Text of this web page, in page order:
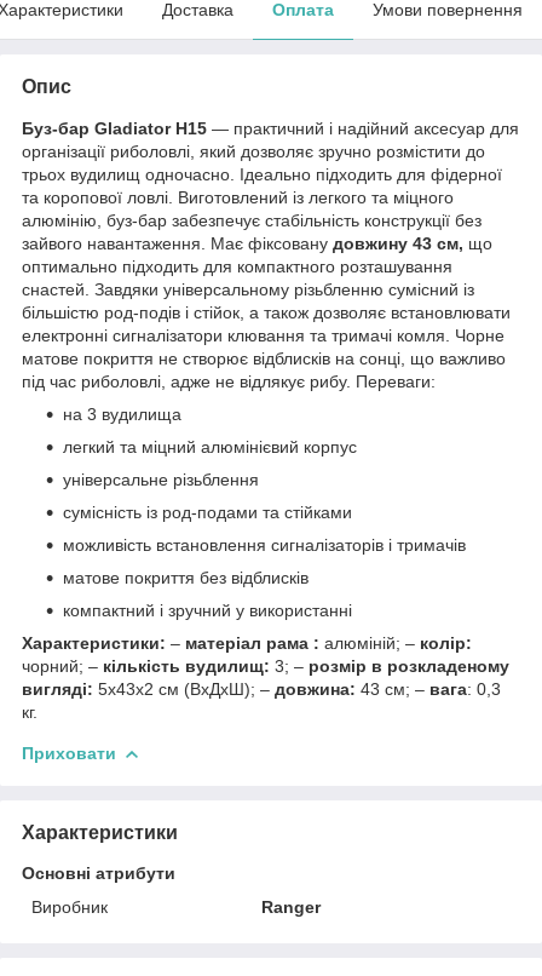
Доставка Оплата Умови повернення
Опис
Буз-бар Gladiator H15 — практичний і надійний аксесуар для
організації риболовлі, який дозволяє зручно розмістити до
трьох вудилищ одночасно. Ідеально підходить для фідерної
та коропової ловлі. Виготовлений із легкого та міцного
алюмінію, буз-бар забезпечує стабільність конструкції без
зайвого навантаження. Має фіксовану довжину 43 см, що
оптимально підходить для компактного розташування
снастей. Завдяки універсальному різьбленню сумісний із
більшістю род-подів і стійок, а також дозволяє встановлювати
електронні сигналізатори клювання та тримачі комля. Чорне
матове покриття не створює відблисків на сонці, що важливо
під час риболовлі, адже не відлякує рибу. Переваги:
на 3 вудилища
легкий та міцний алюмінієвий корпус
універсальне різьблення
сумісність із род-подами та стійками
можливість встановлення сигналізаторів і тримачів
матове покриття без відблисків
компактний і зручний у використанні
Характеристики: – матеріал рама : алюміній; – колір:
чорний; – кількість вудилищ: 3; – розмір в розкладеному
вигляді: 5х43х2 см (ВхДхШ); – довжина: 43 см; – вага: 0,3
кг.
Приховати
Характеристики
Основні атрибути
Виробник
Ranger